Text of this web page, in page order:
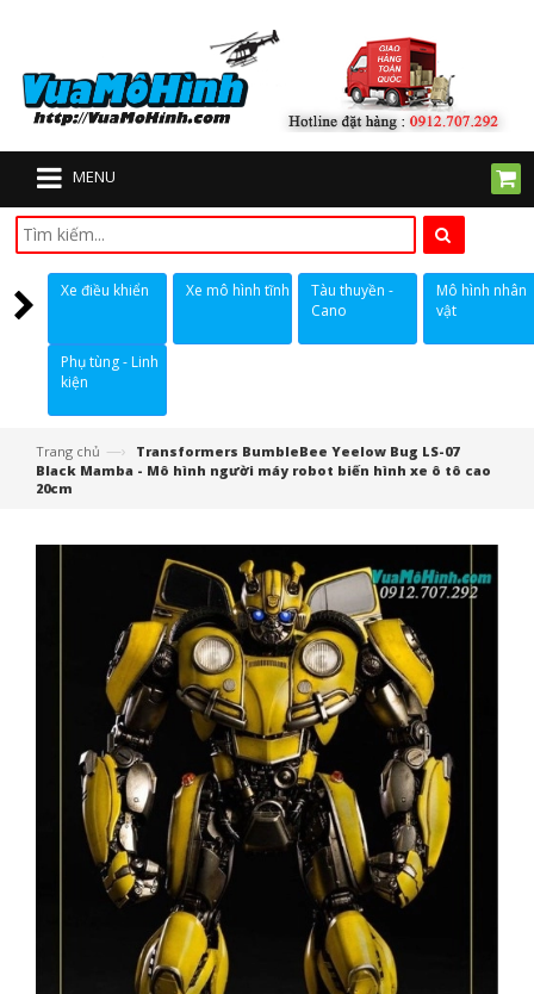
MENU
Xe điều khiển Xe mô hình tĩnh
Tàu thuyền -
Cano
Mô hình nhân
vật
Phụ tùng - Linh
kiện
Trang chủ —›
Transformers BumbleBee Yeelow Bug LS-07
Black Mamba - Mô hình người máy robot biến hình xe ô tô cao
20cm